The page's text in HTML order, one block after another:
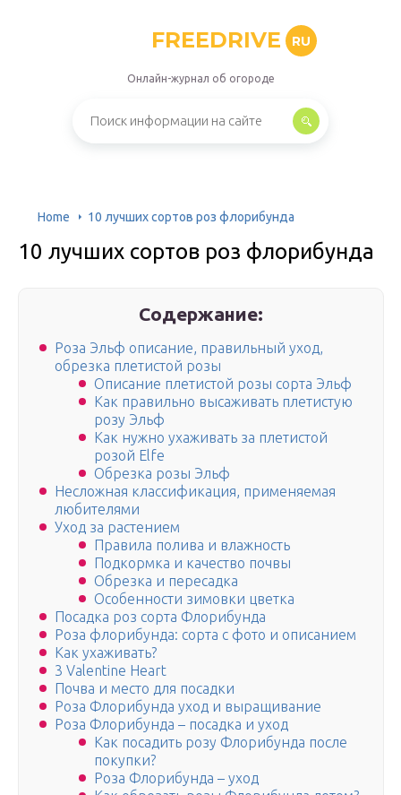
FREEDRIVE RU
Онлайн-журнал об огороде
Home 10 лучших сортов роз флорибунда
10 лучших сортов роз флорибунда
Содержание:
Роза Эльф описание, правильный уход,
обрезка плетистой розы
Описание плетистой розы сорта Эльф
Как правильно высаживать плетистую
розу Эльф
Как нужно ухаживать за плетистой
розой Elfe
Обрезка розы Эльф
Несложная классификация, применяемая
любителями
Уход за растением
Правила полива и влажность
Подкормка и качество почвы
Обрезка и пересадка
Особенности зимовки цветка
Посадка роз сорта Флорибунда
Роза флорибунда: сорта c фото и описанием
Как ухаживать?
3 Valentine Heart
Почва и место для посадки
Роза Флорибунда уход и выращивание
Роза Флорибунда – посадка и уход
Как посадить розу Флорибунда после
покупки?
Роза Флорибунда – уход